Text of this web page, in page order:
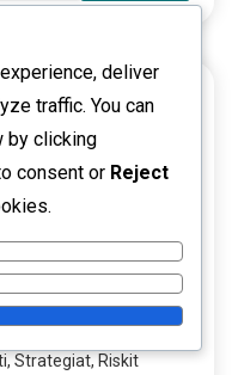
Markkinointi
Markkinointi
Hallinta
Strategiat, Riskit
deliver
traffic. You can
by clicking
consent or Reject